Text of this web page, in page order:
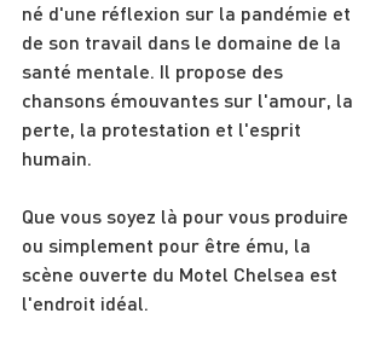
né d'une réflexion sur la pandémie et
de son travail dans le domaine de la
santé mentale. Il propose des
chansons émouvantes sur l'amour, la
perte, la protestation et l'esprit
humain.
Que vous soyez là pour vous produire
ou simplement pour être ému, la
scène ouverte du Motel Chelsea est
l'endroit idéal.